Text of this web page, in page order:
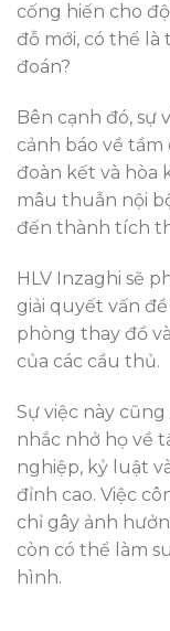
cống hiến cho
đỗ mới, có thể là
đoán?
Bên cạnh đó, sự
cảnh báo về
đoàn kết và hòa
mâu thuẫn nội
đến thành tích
HLV Inzaghi sẽ
giải quyết vấn
phòng thay đồ
của các cầu thủ.
Sự việc này
nhắc nhở họ về
nghiệp, kỷ luật
đỉnh cao. Việc
chỉ gây ảnh
còn có thể làm
hình.